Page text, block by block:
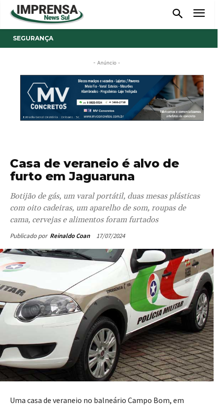
SEGURANÇA
- Anúncio -
Casa de veraneio é alvo de
furto em Jaguaruna
Botijão de gás, um varal portátil, duas mesas plásticas
com oito cadeiras, um aparelho de som, roupas de
cama, cervejas e alimentos foram furtados
Publicado por Reinaldo Coan 17/07/2024
Uma casa de veraneio no balneário Campo Bom, em